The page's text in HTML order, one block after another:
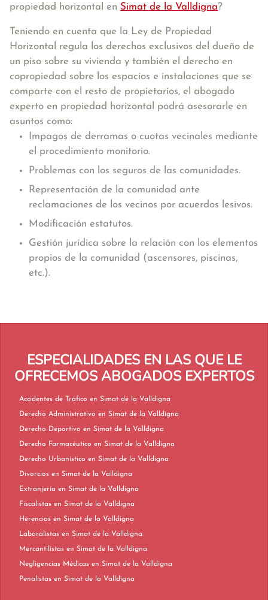
propiedad horizontal en Simat de la Valldigna?
Teniendo en cuenta que la Ley de Propiedad
Horizontal regula los derechos exclusivos del dueño de
un piso sobre su vivienda y también el derecho en
copropiedad sobre los espacios e instalaciones que se
comparte con el resto de propietarios, el abogado
experto en propiedad horizontal podrá asesorarle en
asuntos como:
Impagos de derramas o cuotas vecinales mediante
el procedimiento monitorio.
Problemas con los seguros de las comunidades.
Representación de la comunidad ante
reclamaciones de los vecinos por acuerdos lesivos.
Modificación estatutos.
Gestión jurídica sobre la relación con los elementos
propios de la comunidad (ascensores, piscinas,
etc.).
ESPECIALIDADES EN LAS QUE LE
OFRECEMOS ABOGADOS EXPERTOS
Accidentes de Tráfico en Simat de la Valldigna
Derecho Administrativo en Simat de la Valldigna
Derecho Deportivo en Simat de la Valldigna
Derecho Farmacéutico en Simat de la Valldigna
Derecho Urbanístico en Simat de la Valldigna
Divorcios en Simat de la Valldigna
Extranjería en Simat de la Valldigna
Fiscalistas en Simat de la Valldigna
Herencias en Simat de la Valldigna
Laboralistas en Simat de la Valldigna
Mercantilistas en Simat de la Valldigna
Negligencias Médicas en Simat de la Valldigna
Penalistas en Simat de la Valldigna